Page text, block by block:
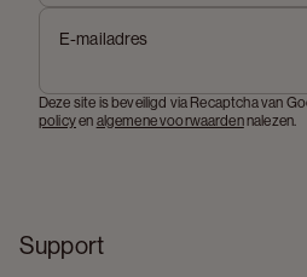
Support
E-mailadres
Deze site is beveiligd via Recaptcha van
policyen algemene voorwaardennalezen.